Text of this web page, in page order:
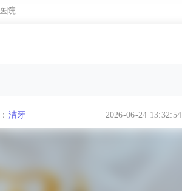
院
洁牙 2026-06-24 13:32:54